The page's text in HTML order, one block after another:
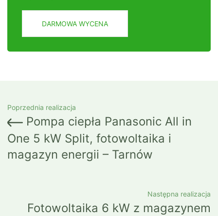
DARMOWA WYCENA
Poprzednia realizacja
Pompa ciepła Panasonic All in
One 5 kW Split, fotowoltaika i
magazyn energii – Tarnów
Następna realizacja
Fotowoltaika 6 kW z magazynem